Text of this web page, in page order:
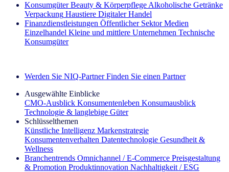
Konsumgüter Beauty & Körperpflege Alkoholische Getränke
Verpackung Haustiere Digitaler Handel
Finanzdienstleistungen Öffentlicher Sektor Medien
Einzelhandel Kleine und mittlere Unternehmen Technische
Konsumgüter
Werden Sie NIQ-Partner Finden Sie einen Partner
Ausgewählte Einblicke
CMO‑Ausblick Konsumentenleben Konsumausblick
Technologie & langlebige Güter
Schlüsselthemen
Künstliche Intelligenz Markenstrategie
Konsumentenverhalten Datentechnologie Gesundheit &
Wellness
Branchentrends Omnichannel / E‑Commerce Preisgestaltung
& Promotion Produktinnovation Nachhaltigkeit / ESG